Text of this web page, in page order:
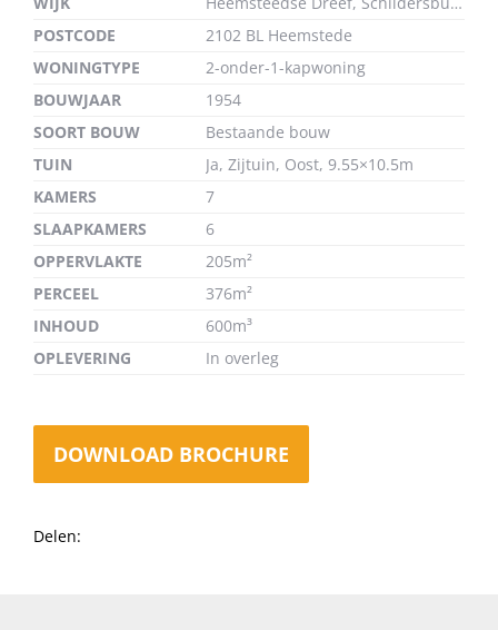
POSTCODE
2102 BL Heemstede
WONINGTYPE
2-onder-1-kapwoning
BOUWJAAR
1954
SOORT BOUW
Bestaande bouw
TUIN
Ja, Zijtuin, Oost, 9.55×10.5m
KAMERS
7
SLAAPKAMERS
6
OPPERVLAKTE
205m²
PERCEEL
376m²
INHOUD
600m³
OPLEVERING
In overleg
DOWNLOAD BROCHURE
Delen: